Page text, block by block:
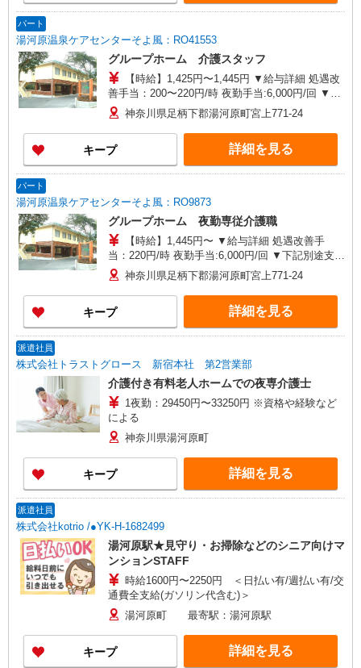
績 ※処遇改善手当は試用期間中(3ヶ月)は支給なし
パート
湯河原温泉ケアセンターそよ風：RO41553
グループホーム 介護スタッフ
【時給】1,425円〜1,445円 ▼給与詳細 処遇改
善手当：200〜220円/時 夜勤手当:6,000円/回 ▼下
記別途支給 通勤手当 年末年始手当：380円/時 寸
志あり：年2回（6月・12月） ※業績による ※処
遇改善手当は試用期間中(3ヶ月)は支給なし
神奈川県足柄下郡湯河原町宮上771-24
キープ 詳細を見る
パート
湯河原温泉ケアセンターそよ風：RO9873
グループホーム 夜勤専従介護職
【時給】1,445円〜 ▼給与詳細 処遇改善手
当：220円/時 夜勤手当:6,000円/回 ▼下記別途支給
通勤手当 年末年始手当：380円/時 寸志あり：年2
回（6月・12月） ※業績による ※処遇改善手当は
試用期間中(3ヶ月)は支給なし
神奈川県足柄下郡湯河原町宮上771-24
キープ 詳細を見る
派遣社員
株式会社トラストグロース 新宿本社 第2営業部
介護付き有料老人ホームでの夜専介護士
1夜勤：29450円〜33250円 ※資格や経験など
による
神奈川県湯河原町
キープ 詳細を見る
派遣社員
株式会社kotrio /●YK-H-1682499
湯河原駅★見守り・お掃除などのシニア向けマ
ンションSTAFF
時給1600円〜2250円 ＜日払い有/週払い有/交
通費全支給(ガソリン代含む)＞
湯河原町 最寄駅：湯河原駅
キープ 詳細を見る